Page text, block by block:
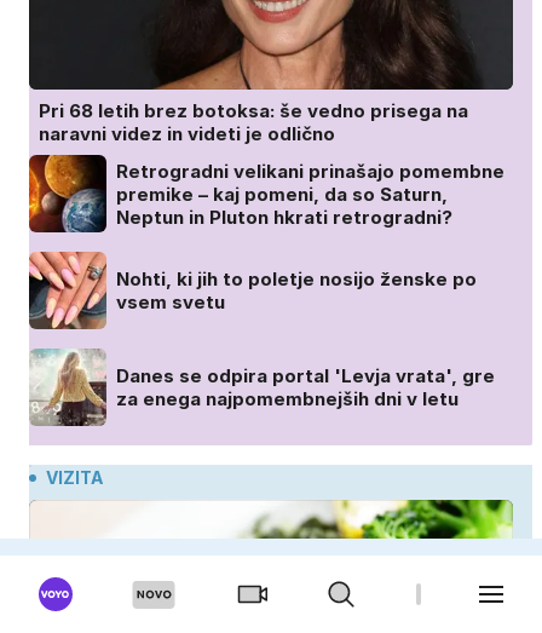
Pri 68 letih brez botoksa: še vedno prisega na
naravni videz in videti je odlično
Retrogradni velikani prinašajo pomembne
premike – kaj pomeni, da so Saturn,
Neptun in Pluton hkrati retrogradni?
Nohti, ki jih to poletje nosijo ženske po
vsem svetu
Danes se odpira portal 'Levja vrata', gre
za enega najpomembnejših dni v letu
VIZITA